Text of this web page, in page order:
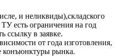
и неликвиды),складского
есть ограничения на год
ссылку в заявке.
от года изготовления,
конъюнктуры рынка.